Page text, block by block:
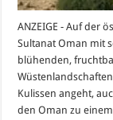
ANZEIGE - Auf der
Sultanat Oman mit
blühenden,
Kulissen angeht,
den Oman zu